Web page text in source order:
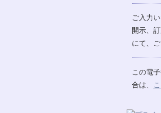
ご入力
開示、
にて、
この電
合は、